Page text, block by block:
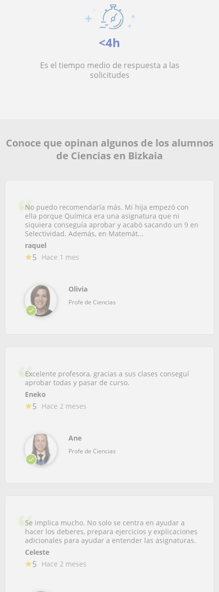
<4h
Es el tiempo medio de respuesta a las
solicitudes
Conoce que opinan algunos de los alumnos
de Ciencias en Bizkaia
No puedo recomendarla más. Mi hija empezó con
ella porque Química era una asignatura que ni
siquiera conseguía aprobar y acabó sacando un 9 en
Selectividad. Además, en Matemát...
raquel
5 Hace 1 mes
Olivia
Profe de Ciencias
Excelente profesora, gracias a sus clases conseguí
aprobar todas y pasar de curso.
Eneko
5 Hace 2 meses
Ane
Profe de Ciencias
Se implica mucho. No solo se centra en ayudar a
hacer los deberes, prepara ejercicios y explicaciones
adicionales para ayudar a entender las asignaturas.
Celeste
5 Hace 2 meses